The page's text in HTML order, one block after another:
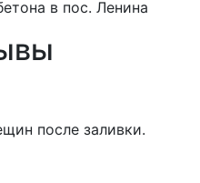
в пос. Ленина
после заливки.